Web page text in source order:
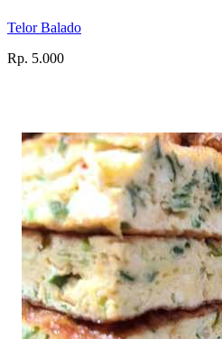
Telor Balado
Rp. 5.000